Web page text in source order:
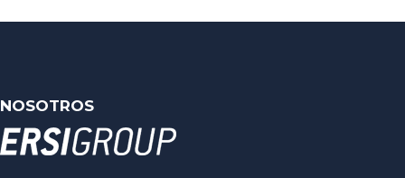
NOSOTROS